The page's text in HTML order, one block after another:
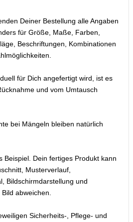
Deiner Bestellung alle Angaben
für Größe, Maße, Farben,
Beschriftungen, Kombinationen
für Dich angefertigt wird, ist es
und vom Umtausch
bei Mängeln bleiben natürlich
Beispiel. Dein fertiges Produkt kann
Musterverlauf,
Bildschirmdarstellung und
abweichen.
Sicherheits-, Pflege- und